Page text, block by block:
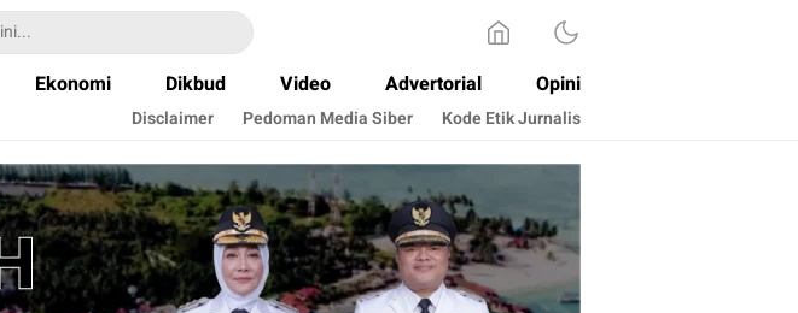
Ekonomi Dikbud Video Advertorial Opini
Disclaimer Pedoman Media Siber Kode Etik Jurnalis